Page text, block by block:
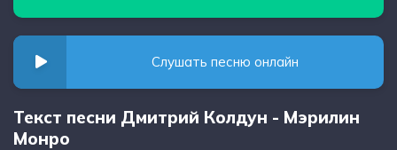
Слушать песню онлайн
Текст песни Дмитрий Колдун - Мэрилин
Монро